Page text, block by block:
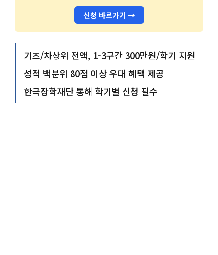
신청 바로가기 →
기초/차상위 전액, 1-3구간 300만원/학기 지원
성적 백분위 80점 이상 우대 혜택 제공
한국장학재단 통해 학기별 신청 필수